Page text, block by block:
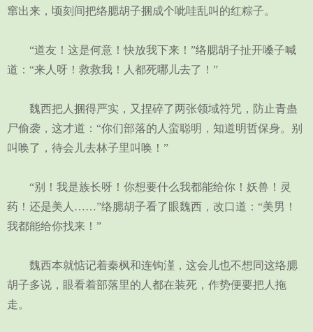
窜出来，顷刻间把络腮胡子捆成个呲哇乱叫的红粽子。
“道友！这是何意！快放我下来！”络腮胡子扯开嗓子喊
道：“来人呀！救救我！人都死哪儿去了！”
魏西把人捆得严实，又捏碎了两张领域符咒，防止青蛊
尸偷袭，这才道：“你们部落的人蛮聪明，知道明哲保身。别
叫唤了，待会儿去林子里叫唤！”
“别！我是族长呀！你想要什么我都能给你！妖兽！灵
药！还是美人……”络腮胡子看了眼魏西，改口道：“美男！
我都能给你找来！”
魏西本就惦记着秦枫和连钩漌，这会儿也不想同这络腮
胡子多说，眼看着部落里的人都在装死，作势便要把人拖
走。